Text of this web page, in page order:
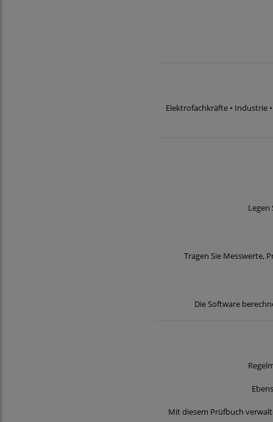
Elektrofachkräfte • Industrie
Legen
Tragen Sie Messwerte,
Die Software
Mit diesem Prüfbuch